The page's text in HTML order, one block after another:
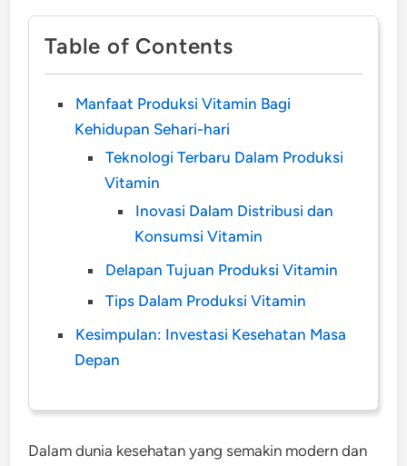
Table of Contents
Manfaat Produksi Vitamin Bagi
Kehidupan Sehari-hari
Teknologi Terbaru Dalam Produksi
Vitamin
Inovasi Dalam Distribusi dan
Konsumsi Vitamin
Delapan Tujuan Produksi Vitamin
Tips Dalam Produksi Vitamin
Kesimpulan: Investasi Kesehatan Masa
Depan
Dalam dunia kesehatan yang semakin modern dan